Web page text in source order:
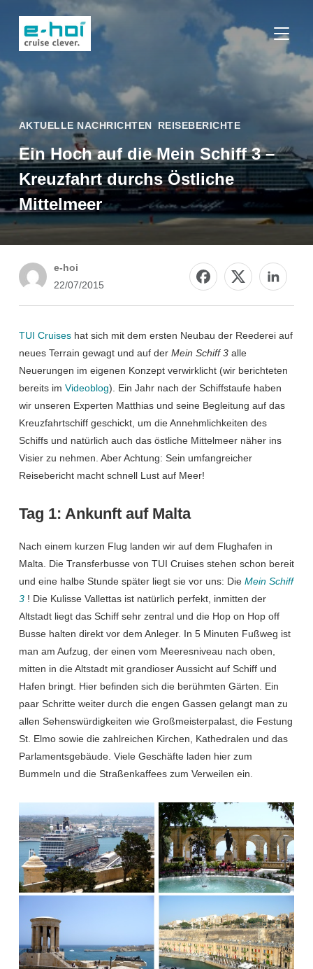
AKTUELLE NACHRICHTEN REISEBERICHTE
Ein Hoch auf die Mein Schiff 3 –
Kreuzfahrt durchs Östliche
Mittelmeer
e-hoi
22/07/2015
TUI Cruiseshat sich mit dem ersten Neubau der Reederei auf
neues Terrain gewagt und auf der Mein Schiff 3alle
Neuerungen im eigenen Konzept verwirklicht (wir berichteten
bereits im Videoblog). Ein Jahr nach der Schiffstaufe haben
wir unseren Experten Matthias und seine Begleitung auf das
Kreuzfahrtschiff geschickt, um die Annehmlichkeiten des
Schiffs und natürlich auch das östliche Mittelmeer näher ins
Visier zu nehmen. Aber Achtung: Sein umfangreicher
Reisebericht macht schnell Lust auf Meer!
Tag 1: Ankunft auf Malta
Nach einem kurzen Flug landen wir auf dem Flughafen in
Malta. Die Transferbusse von TUI Cruises stehen schon bereit
und eine halbe Stunde später liegt sie vor uns: Die Mein Schiff
3! Die Kulisse Vallettas ist natürlich perfekt, inmitten der
Altstadt liegt das Schiff sehr zentral und die Hop on Hop off
Busse halten direkt vor dem Anleger. In 5 Minuten Fußweg ist
man am Aufzug, der einen vom Meeresniveau nach oben,
mitten in die Altstadt mit grandioser Aussicht auf Schiff und
Hafen bringt. Hier befinden sich die berühmten Gärten. Ein
paar Schritte weiter durch die engen Gassen gelangt man zu
allen Sehenswürdigkeiten wie Großmeisterpalast, die Festung
St. Elmo sowie die zahlreichen Kirchen, Kathedralen und das
Parlamentsgebäude. Viele Geschäfte laden hier zum
Bummeln und die Straßenkaffees zum Verweilen ein.